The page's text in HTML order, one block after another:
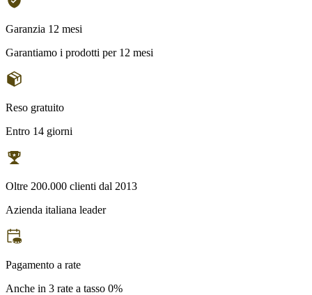
Garanzia 12 mesi
Garantiamo i prodotti per 12 mesi
Reso gratuito
Entro 14 giorni
Oltre 200.000 clienti dal 2013
Azienda italiana leader
Pagamento a rate
Anche in 3 rate a tasso 0%